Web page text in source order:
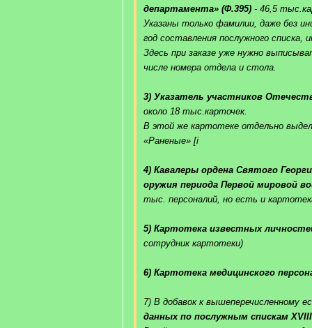
департамента» (Ф.395) - 46,5
Указаны только фамилии, даже без
год составления послужного списка,
Здесь при заказе уже нужно
числе номера отдела и стола.
3) Указатель участников
около 18 тыс.карточек.
В этой же картотеке отдельно
«Раненые» [i
4) Кавалеры ордена Святого
оружия периода Первой мировой
тыс. персоналий, но есть и
5) Картотека известных
сотрудник картотеки)
6) Картотека медицинского
7) В добавок к вышеперечисленному
данных по послужным спискам